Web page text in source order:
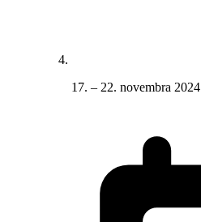
17. – 22. novembra 2024